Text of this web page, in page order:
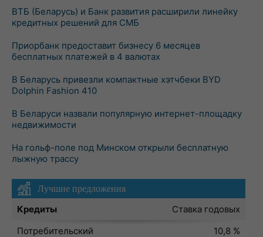
ВТБ (Беларусь) и Банк развития расширили линейку
кредитных решений для СМБ
Приорбанк предоставит бизнесу 6 месяцев
бесплатных платежей в 4 валютах
В Беларусь привезли компактные хэтчбеки BYD
Dolphin Fashion 410
В Беларуси назвали популярную интернет-площадку
недвижимости
На гольф-поле под Минском открыли бесплатную
лыжную трассу
Лучшие предложения
Кредиты
Ставка годовых
Потребительский
10,8 %